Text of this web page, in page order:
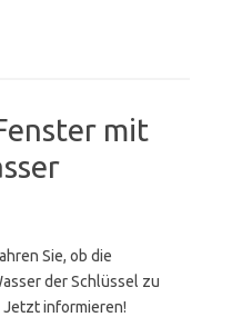
mit
Sie, ob die
der Schlüssel zu
Jetzt informieren!